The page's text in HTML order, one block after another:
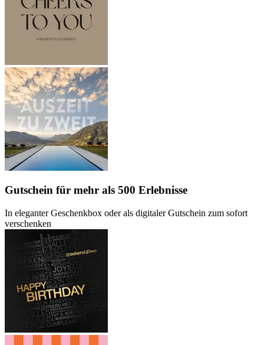
Gutschein für mehr als 500 Erlebnisse
In eleganter Geschenkbox oder als digitaler Gutschein zum sofort
verschenken